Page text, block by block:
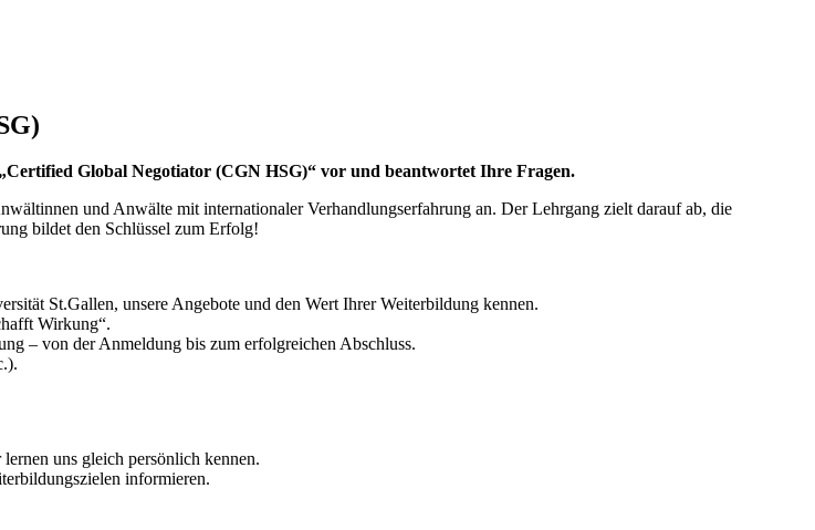
Global Negotiator (CGN HSG)“ vor und beantwortet Ihre Fragen.
und Anwälte mit internationaler Verhandlungserfahrung an. Der Lehrgang zielt darauf ab, die
bildet den Schlüssel zum Erfolg!
St.Gallen, unsere Angebote und den Wert Ihrer Weiterbildung kennen.
Wirkung“.
– von der Anmeldung bis zum erfolgreichen Abschluss.
uns gleich persönlich kennen.
informieren.